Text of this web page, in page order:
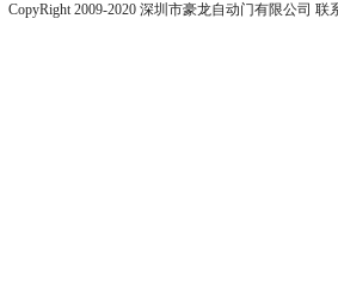
CopyRight 2009-2020 深圳市豪龙自动门有限公司